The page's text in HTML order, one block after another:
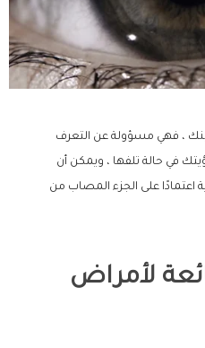
، فهي مسؤولة عن التعرف
في حالة تلفها ، ويمكن أن
اعتمادًا على الجزء المصاب من
لأمراض